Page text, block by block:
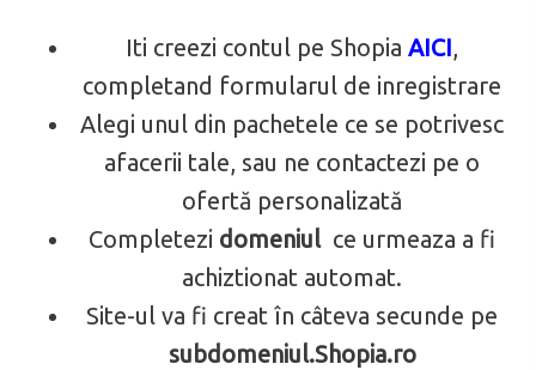
Iti creezi contul pe Shopia AICI,
completand formularul de inregistrare
Alegi unul din pachetele ce se potrivesc
afacerii tale, sau ne contactezi pe o
ofertă personalizată
Completezi domeniul ce urmeaza a fi
achiztionat automat.
Site-ul va fi creat în câteva secunde pe
subdomeniul.Shopia.ro